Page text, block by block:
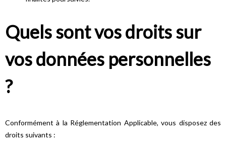
Quels sont vos droits sur
vos données personnelles
?
Conformément à la Réglementation Applicable, vous disposez des
droits suivants :